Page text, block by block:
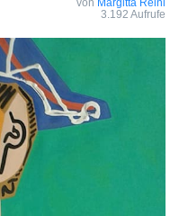
3.192 Aufrufe